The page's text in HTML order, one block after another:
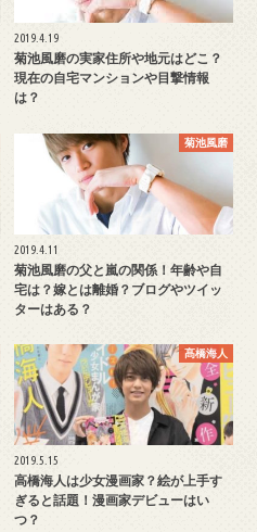
2019.4.19
菊池風磨の実家住所や地元はどこ？
現在の自宅マンションや目撃情報
は？
菊池風磨
2019.4.11
菊池風磨の父と嵐の関係！年齢や自
宅は？嫁とは離婚？ブログやツイッ
ターはある？
髙橋海人
2019.5.15
高橋海人は少女漫画家？絵が上手す
ぎると話題！漫画家デビューはい
つ？